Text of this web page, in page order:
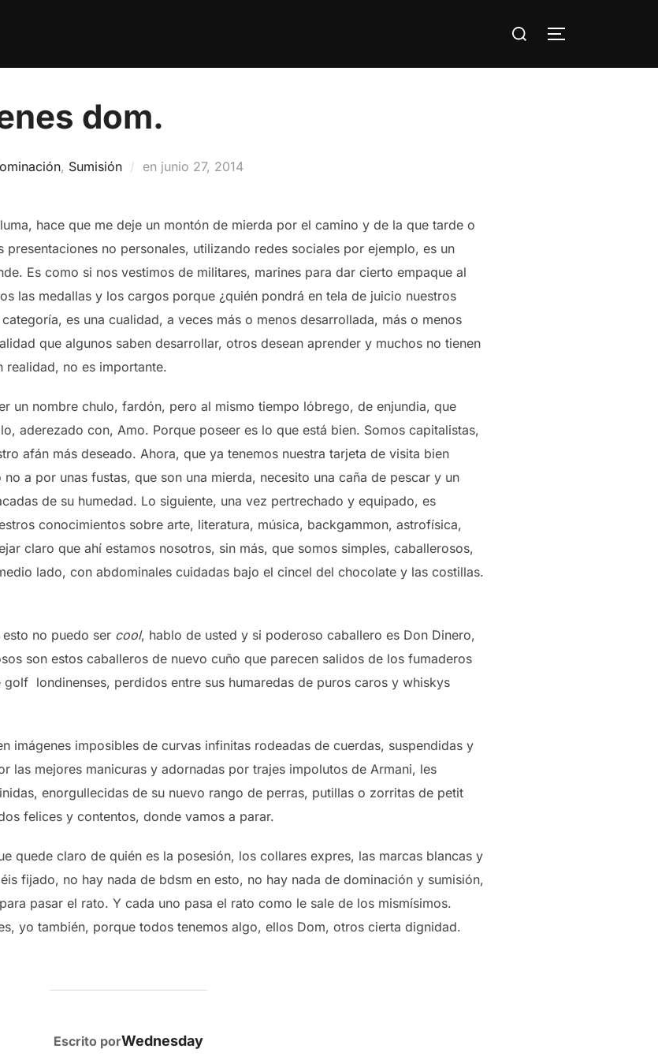
Buscar:
ALTERNAR
dom.
, Sumisión en Publicado
junio 27, 2014
hace que me deje un montón de mierda por el camino y de la que tarde o
presentaciones no personales, utilizando redes sociales por ejemplo, es un
Es como si nos vestimos de militares, marines para dar cierto empaque al
las medallas y los cargos porque ¿quién pondrá en tela de juicio nuestros
es una cualidad, a veces más o menos desarrollada, más o menos
que algunos saben desarrollar, otros desean aprender y muchos no tienen
realidad, no es importante.
un nombre chulo, fardón, pero al mismo tiempo lóbrego, de enjundia, que
aderezado con, Amo. Porque poseer es lo que está bien. Somos capitalistas,
afán más deseado. Ahora, que ya tenemos nuestra tarjeta de visita bien
a por unas fustas, que son una mierda, necesito una caña de pescar y un
de su humedad. Lo siguiente, una vez pertrechado y equipado, es
conocimientos sobre arte, literatura, música, backgammon, astrofísica,
claro que ahí estamos nosotros, sin más, que somos simples, caballerosos,
lado, con abdominales cuidadas bajo el cincel del chocolate y las costillas.
no puedo ser cool, hablo de usted y si poderoso caballero es Don Dinero,
son estos caballeros de nuevo cuño que parecen salidos de los fumaderos
londinenses, perdidos entre sus humaredas de puros caros y whiskys
imágenes imposibles de curvas infinitas rodeadas de cuerdas, suspendidas y
las mejores manicuras y adornadas por trajes impolutos de Armani, les
enorgullecidas de su nuevo rango de perras, putillas o zorritas de petit
felices y contentos, donde vamos a parar.
quede claro de quién es la posesión, los collares expres, las marcas blancas y
fijado, no hay nada de bdsm en esto, no hay nada de dominación y sumisión,
pasar el rato. Y cada uno pasa el rato como le sale de los mismísimos.
yo también, porque todos tenemos algo, ellos Dom, otros cierta dignidad.
AUTOR DE LA PUBLICACIÓN
Escrito porWednesday